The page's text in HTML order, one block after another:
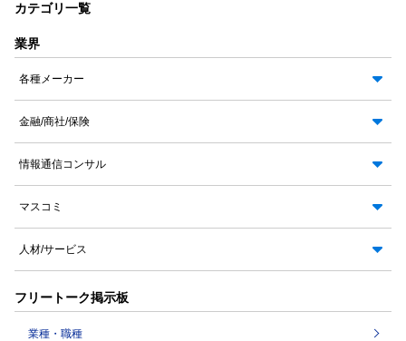
カテゴリ一覧
業界
各種メーカー
金融/商社/保険
情報通信コンサル
マスコミ
人材/サービス
フリートーク掲示板
業種・職種